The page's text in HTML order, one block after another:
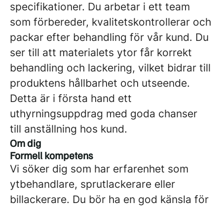
specifikationer. Du arbetar i ett team
som förbereder, kvalitetskontrollerar och
packar efter behandling för vår kund. Du
ser till att materialets ytor får korrekt
behandling och lackering, vilket bidrar till
produktens hållbarhet och utseende.
Detta är i första hand ett
uthyrningsuppdrag med goda chanser
till anställning hos kund.
Om dig
Formell kompetens
Vi söker dig som har erfarenhet som
ytbehandlare, sprutlackerare eller
billackerare. Du bör ha en god känsla för